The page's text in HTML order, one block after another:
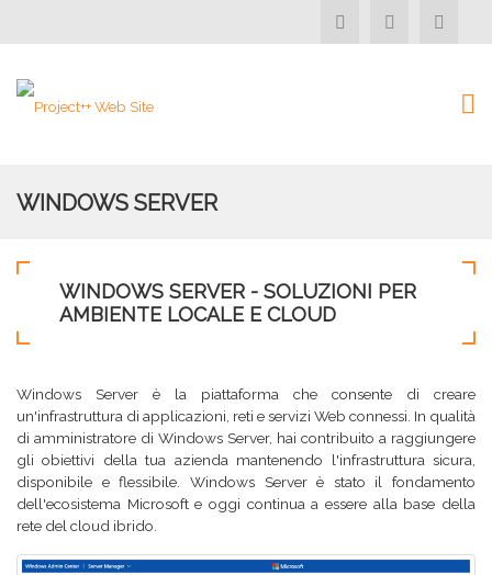
WINDOWS SERVER
WINDOWS SERVER - SOLUZIONI PER
AMBIENTE LOCALE E CLOUD
Windows Server è la piattaforma che consente di creare
un'infrastruttura di applicazioni, reti e servizi Web connessi. In qualità
di amministratore di Windows Server, hai contribuito a raggiungere
gli obiettivi della tua azienda mantenendo l'infrastruttura sicura,
disponibile e flessibile. Windows Server è stato il fondamento
dell'ecosistema Microsoft e oggi continua a essere alla base della
rete del cloud ibrido.